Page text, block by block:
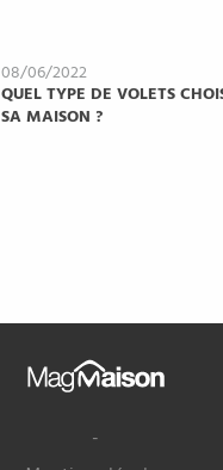
08/06/2022
QUEL TYPE DE VOLETS
SA MAISON ?
Mag
Maison
-